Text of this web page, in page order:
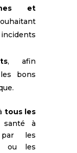
et
, afin
bons
tous les
à
par les
ou les